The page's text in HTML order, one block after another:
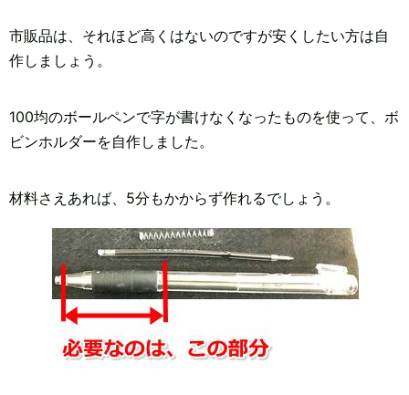
市販品は、それほど高くはないのですが安くしたい方は自
作しましょう。
100均のボールペンで字が書けなくなったものを使って、ボ
ビンホルダーを自作しました。
材料さえあれば、5分もかからず作れるでしょう。